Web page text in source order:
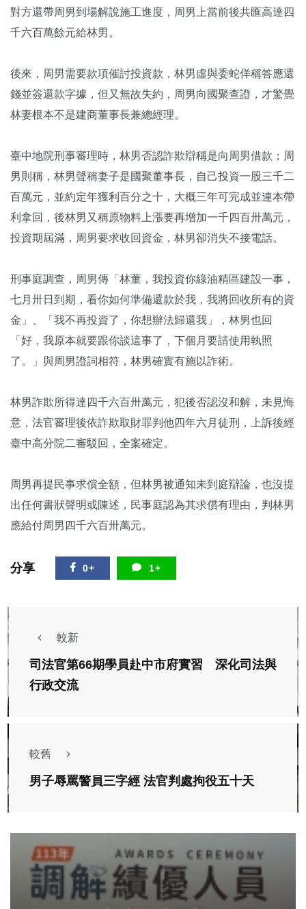
對方還帶周男到場解說施工進度，周男上當前後共匯高達四
千六百萬餘元給林男。
後來，周男需要款項催討投資款，林男虛與委蛇佯稱答應還
錢並簽還款字據，但又無故失約，周男向國聚查證，才驚覺
林妻根本不是建商董事長兼總經理。
臺中地院刑事審理時，林男否認詐欺辯稱是向周男借款；周
男則稱，林男聲稱妻子是國聚董事長，自己投資一股三千二
百萬元，並約定年獲利百分之十，大概三年可完成並連本帶
利拿回，後林男又稱原物料上漲要再增加一千四百卅萬元，
投資期屆滿，周男要求收回資金，林男卻消失不接電話。
刑事庭調查，周男傳「林董，我投資你綠油精區建設一事，
七月卅日到期，看你如何準備還款於我，我將回收所有的資
金」、「我不再投資了，你想辦法歸還我」，林男也回
「好，我原本就要跟你談這事了，下個月要請使用執照
了。」與周男證詞相符，林男確實有施以詐術。
林男詐欺所得達四千六百卅萬元，犯後否認沒和解，未見悔
意，法官審理後依詐欺取財罪判他四年六月徒刑，上訴後經
臺中高分院二審駁回，全案確定。
周男再提民事求償全額，但林男被通知未到庭辯論，也沒提
出任何書狀聲明或陳述，民事庭認為其求償有理由，判林男
應給付周男四千六百卅萬元。
分享 0+ 1+
較新
司法官第66期學員赴中市府實習 深化司法與
行政交流
較舊
男子辱罵警員三字經 法官判處拘役五十天